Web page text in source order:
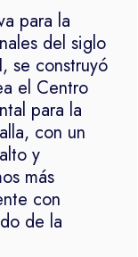
para la
del siglo
se construyó
el Centro
para la
con un
y
más
con
de la